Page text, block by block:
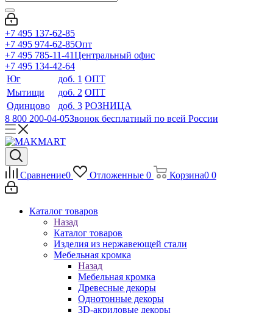
+7 495 137-62-85
+7 495 974-62-85Опт
+7 495 785-11-41Центральный офис
+7 495 134-42-64
Юг
доб. 1 ОПТ
Мытищи
доб. 2 ОПТ
Одинцово
доб. 3 РОЗНИЦА
8 800 200-04-05Звонок бесплатный по всей России
Сравнение0 Отложенные 0 Корзина0 0
Каталог товаров
Назад
Каталог товаров
Изделия из нержавеющей стали
Мебельная кромка
Назад
Мебельная кромка
Древесные декоры
Однотонные декоры
3D-акриловые декоры